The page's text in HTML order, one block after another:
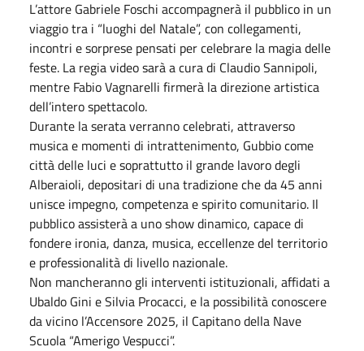
L’attore Gabriele Foschi accompagnerà il pubblico in un
viaggio tra i “luoghi del Natale”, con collegamenti,
incontri e sorprese pensati per celebrare la magia delle
feste. La regia video sarà a cura di Claudio Sannipoli,
mentre Fabio Vagnarelli firmerà la direzione artistica
dell’intero spettacolo.
Durante la serata verranno celebrati, attraverso
musica e momenti di intrattenimento, Gubbio come
città delle luci e soprattutto il grande lavoro degli
Alberaioli, depositari di una tradizione che da 45 anni
unisce impegno, competenza e spirito comunitario. Il
pubblico assisterà a uno show dinamico, capace di
fondere ironia, danza, musica, eccellenze del territorio
e professionalità di livello nazionale.
Non mancheranno gli interventi istituzionali, affidati a
Ubaldo Gini e Silvia Procacci, e la possibilità conoscere
da vicino l’Accensore 2025, il Capitano della Nave
Scuola “Amerigo Vespucci”.